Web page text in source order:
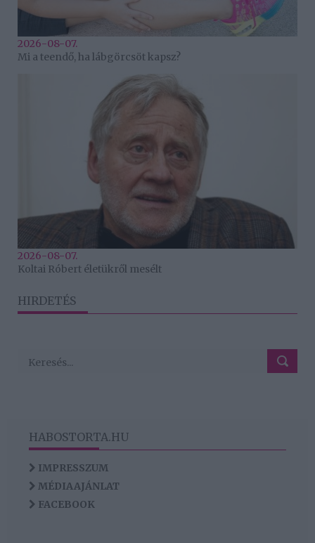
2026-08-07.
Mi a teendő, ha lábgörcsöt kapsz?
2026-08-07.
Koltai Róbert életükről mesélt
HIRDETÉS
HABOSTORTA.HU
IMPRESSZUM
MÉDIAAJÁNLAT
FACEBOOK